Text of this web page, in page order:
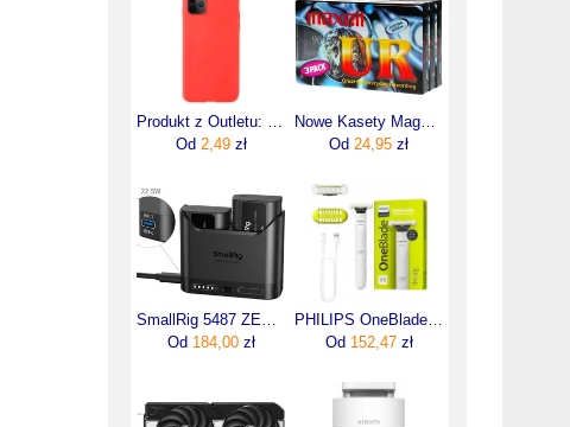
Od 2,49zł
Od 24,95 zł
Od 184,00zł
Od 152,47zł